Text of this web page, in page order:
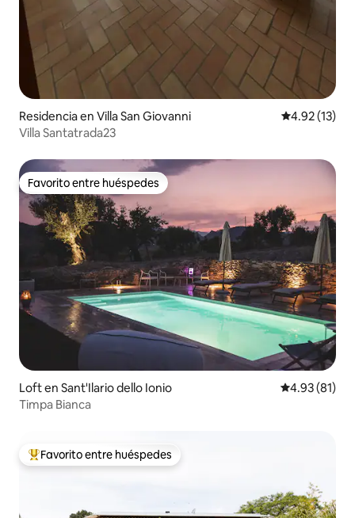
Residencia en Villa San Giovanni Calificación
4.92 (13)
Villa Santatrada23
Favorito entre huéspedes
Favorito entre huéspedes
Loft en Sant'Ilario dello Ionio Calificación
4.93 (81)
Timpa Bianca
De los mejores en Favorito entre huéspedes
Favorito entre huéspedes